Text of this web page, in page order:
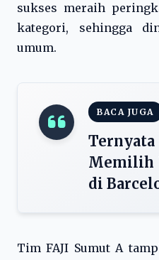
sukses meraih
kategori, sehingga
umum.
BACA JUGA
Memilih
di
Tim FAJI Sumut A